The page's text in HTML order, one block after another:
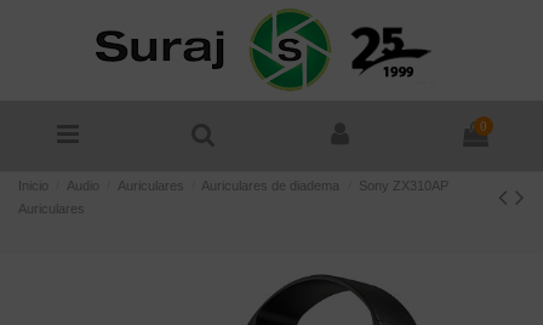
0
Inicio Audio Auriculares Auriculares de diadema
Sony ZX310AP
Auriculares